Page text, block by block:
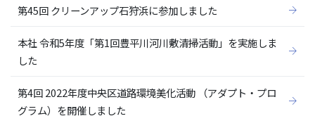
第45回 クリーンアップ石狩浜に参加しました
本社 令和5年度「第1回豊平川河川敷清掃活動」を実施しま
した
第4回 2022年度中央区道路環境美化活動 （アダプト・プロ
グラム）を開催しました